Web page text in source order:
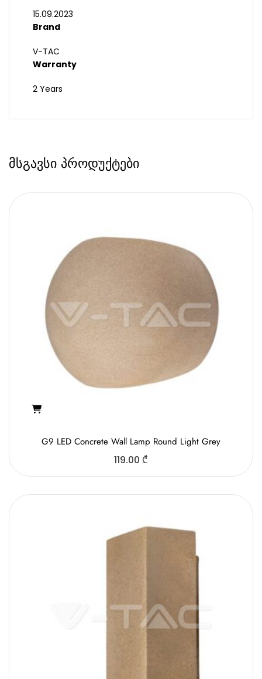
15.09.2023
Brand
V-TAC
Warranty
2 Years
მსგავსი პროდუქტები
G9 LED Concrete Wall Lamp Round Light Grey
119.00 ₾